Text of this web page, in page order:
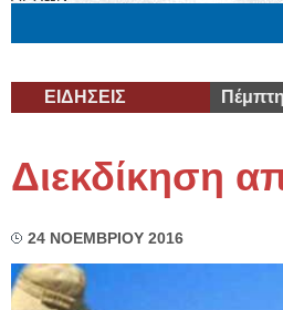
ΕΙΔΗΣΕΙΣ
Διεκδίκηση
24 ΝΟΕΜΒΡΙΟΥ 2016